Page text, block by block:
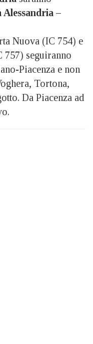
–
Nuova (IC 754) e
757) seguiranno
Piacenza e non
Tortona,
Da Piacenza ad